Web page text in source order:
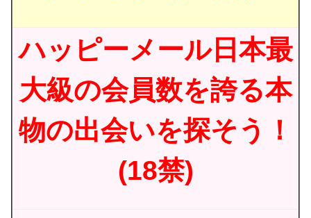
ハッピーメール日本最
大級の会員数を誇る本
物の出会いを探そう！
(18禁)